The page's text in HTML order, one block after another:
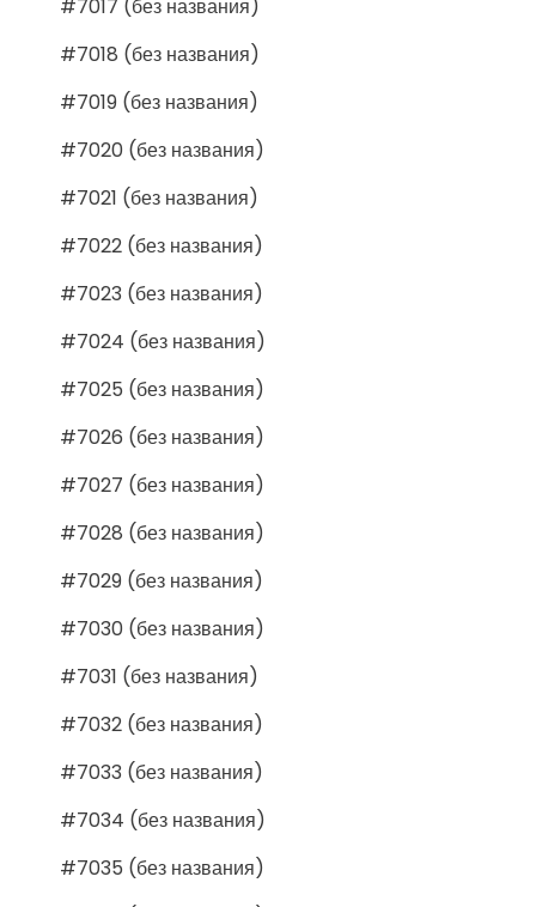
#7017 (без названия)
#7018 (без названия)
#7019 (без названия)
#7020 (без названия)
#7021 (без названия)
#7022 (без названия)
#7023 (без названия)
#7024 (без названия)
#7025 (без названия)
#7026 (без названия)
#7027 (без названия)
#7028 (без названия)
#7029 (без названия)
#7030 (без названия)
#7031 (без названия)
#7032 (без названия)
#7033 (без названия)
#7034 (без названия)
#7035 (без названия)